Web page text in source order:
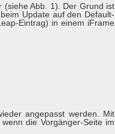
(siehe Abb. 1). Der Grund ist
Update auf den Default-
Eintrag) in einem iFrame
angepasst werden. Mit
die Vorgänger-Seite im